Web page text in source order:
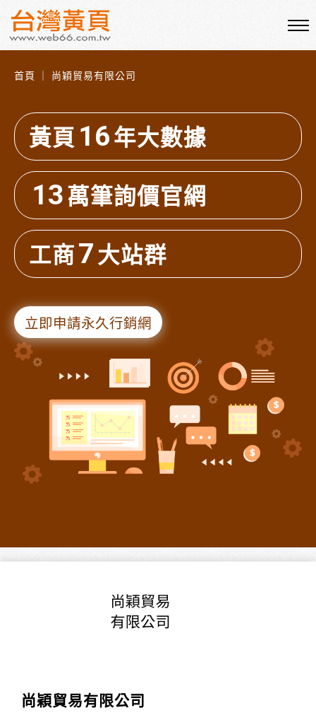
首頁 ｜ 尚穎貿易有限公司
黃頁 16年大數據
13萬筆詢價官網
工商7大站群
立即申請永久行銷網
尚穎貿易有限公司